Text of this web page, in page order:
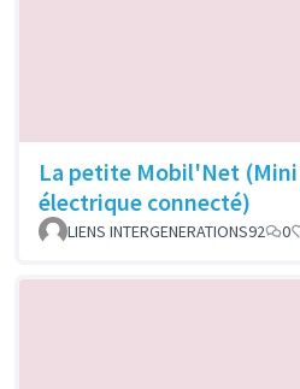
La petite Mobil'Net
électrique connecté)
LIENS INTERGENERATIONS92 0